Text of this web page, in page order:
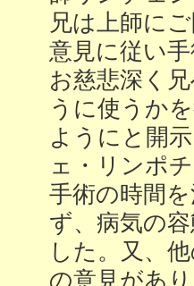
兄は上師に
意見に従い
お慈悲深く
うに使うか
ようにと開
ェ・リンポ
手術の時間
ず、病気の
した。又、
の意見があ